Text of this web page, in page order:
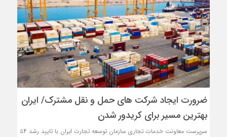
ضرورت ایجاد شرکت های حمل و نقل مشترک/ ایران
بهترین مسیر برای کریدور شدن
سرپرست معاونت خدمات تجاری سازمان توسعه تجارت ایران با تایید رشد ۵۴